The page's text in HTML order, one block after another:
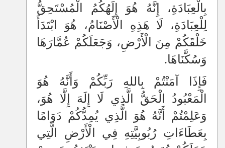
بِالْعِبَادَةِ، إِنَّهُ هُوَ إِلَهُكُمُ الْمُسْتَحِقُّ
لِلْعِبَادَةِ، لَا هَذِهِ الْأَصْنَامُ، هُوَ ابْتَدَأَ
خَلْقَكُمْ مِنَ الْأَرْضِ، وَجَعَلَكُمْ عُمَّارَهَا
وَسُكَّنَاهَا.
فَإِذَا آمَنْتُمْ بِاللهِ رَبِّكُمْ وَأَنَّهُ هُوَ
الْمَعْبُودُ الْحَقُّ الَّذِي لَا إِلَهَ إِلَّا هُوَ،
وَعَلِمْتُمْ أَنَّهُ هُوَ الَّذِي يُمِدُّكُمْ دَوَامًا
بِعَطَاءَاتِ رُبُوبِيَّتِهِ فِي الْأَرْضِ الَّتِي